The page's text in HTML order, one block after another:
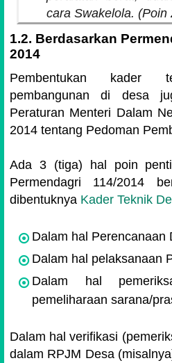
cara Swakelola. (Poin
1.2. Berdasarkan
2014
Pembentukan kader
pembangunan di desa
Peraturan Menteri Dalam
2014 tentang Pedoman
Ada 3 (tiga) hal poin
Permendagri 114/2014
dibentuknya Kader Teknik
Dalam hal Perencanaan
Dalam hal pelaksanaan
Dalam hal
pemeliharaan sarana/
Dalam hal verifikasi
dalam RPJM Desa